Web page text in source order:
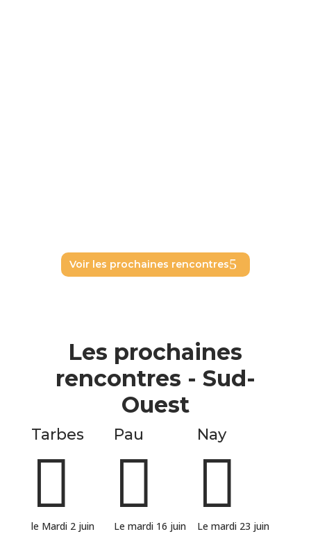
Voir les prochaines rencontres
Les prochaines
rencontres - Sud-
Ouest
Tarbes

le Mardi 2 juin
Pau

Le mardi 16 juin
Nay

Le mardi 23 juin